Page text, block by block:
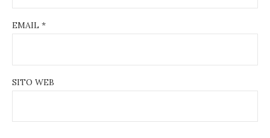
EMAIL *
SITO WEB